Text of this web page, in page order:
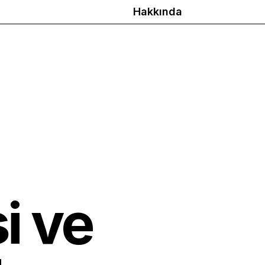
Hakkında
ve